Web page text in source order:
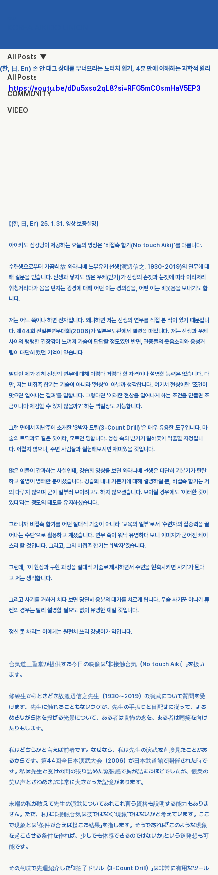
All Posts
COMMUNITY
VIDEO
All Posts
(한, 日, En) 손 안 대고 상대를 무너뜨리는 노터치 합기, 4분 만에 이해하는 과학적 원리
https://youtu.be/dDu5xso2qL8?si=RFG5mCOsmHaV5EP3
【(한, 日, En) 25. 1. 31. 영상 보충설명】
아이키도 삼성당이 제공하는 오늘의 영상은 '비접촉 합기(No touch Aiki)'를 다룹니다.
수련생으로부터 가끔씩 故 와타나베 노부유키 선생(渡辺信之, 1930~2019)의 연무에 대
해 질문을 받습니다. 선생과 닿지도 않은 우케(받기)가 선생의 손짓과 눈짓에 따라 이리저리
휘청거리다가 몸을 던지는 광경에 대해 어떤 이는 경외감을, 어떤 이는 비웃음을 보내기도 합
니다.
저는 어느 쪽이냐 하면 전자입니다. 왜냐하면 저는 선생의 연무를 직접 본 적이 있기 때문입니
다. 제44회 전일본연무대회(2006)가 일본무도관에서 열렸을 때입니다. 저는 선생과 우케
사이의 팽팽한 긴장감이 느껴져 가슴이 답답할 정도였던 반면, 관중들의 웃음소리와 웅성거
림이 대단히 컸던 기억이 있습니다.
말단인 제가 감히 선생의 연무에 대해 이렇다 저렇다 할 자격이나 설명할 능력은 없습니다. 다
만, 저는 비접촉 합기는 기술이 아니라 '현상'이 아닐까 생각합니다. 여기서 현상이란 '조건이
맞으면 일어나는 결과'를 말합니다. 그렇다면 '이러한 현상을 일어나게 하는 조건을 만들면 조
금이나마 체감할 수 있지 않을까?' 하는 역발상도 가능합니다.
그런 면에서 지난주에 소개한 '3박자 드릴(3-Count Drill)'은 매우 유용한 도구입니다. 마
술의 트릭과도 같은 것이라, 모르면 당합니다. 영상 속의 받기가 말하듯이 억울할 지경입니
다. 어렵지 않으니, 주변 사람들과 실험해보시면 재미있을 것입니다.
많은 이들이 간과하는 사실인데, 강습회 영상을 보면 와타나베 선생은 대단히 기본기가 탄탄
하고 설명이 명쾌한 분이셨습니다. 강습회 내내 기본기에 대해 설명하실 뿐, 비접촉 합기는 거
의 다루지 않으며 굳이 일부러 보이려고도 하지 않으셨습니다. 보이실 경우에도 '이러한 것이
있다'라는 정도의 태도를 유지하셨습니다.
그러니까 비접촉 합기를 어떤 절대적 기술이 아니라 '교육의 일부'로서 '수련자의 집중력을 끌
어내는 수단'으로 활용하고 계셨습니다. 연무 쪽이 워낙 유명하다 보니 이미지가 굳어진 케이
스라 할 것입니다. 그리고, 그의 비접촉 합기는 '1박자'였습니다.
그런데, '이 현상과 구현 과정을 절대적 기술로 제시하면서 주변을 현혹시키면 사기'가 된다
고 저는 생각합니다.
그리고 사기를 거하게 치다 보면 당연히 응분의 대가를 치르게 됩니다. 무술 사기꾼 야나기 류
켄의 경우는 달리 설명할 필요도 없이 유명한 예일 것입니다.
정신 못 차리는 이에게는 원펀치 쓰리 강냉이가 약입니다.
合気道三聖堂が提供する今日の映像は「非接触合気（No touch Aiki）」を扱い
ます。
修練生からときどき故渡辺信之先生（1930～2019）の演武について質問を受
けます。先生に触れることもないウケが、先生の手振りと目配せに従って、よろ
めきながら体を投げる光景について、ある者は畏怖の念を、ある者は嘲笑を向け
たりもします。
私はどちらかと言えば前者です。なぜなら、私は先生の演武を直接見たことがあ
るからです。第44回全日本演武大会（2006）が日本武道館で開催された時で
す。私は先生と受けの間の張り詰めた緊張感で胸が詰まるほどでしたが、観衆の
笑い声とざわめきが非常に大きかった記憶があります。
末端の私が敢えて先生の演武についてあれこれ言う資格も説明する能力もありま
せん。ただ、私は非接触合気は技ではなく'現象'ではないかと考えています。ここ
で現象とは「条件が合えば起こる結果」を指します。そうであれば「このような現象
を起こさせる条件を作れば、少しでも体感できるのではないか」という逆発想も可
能です。
その意味で先週紹介した「3拍子ドリル（3-Count Drill）」は非常に有用なツール